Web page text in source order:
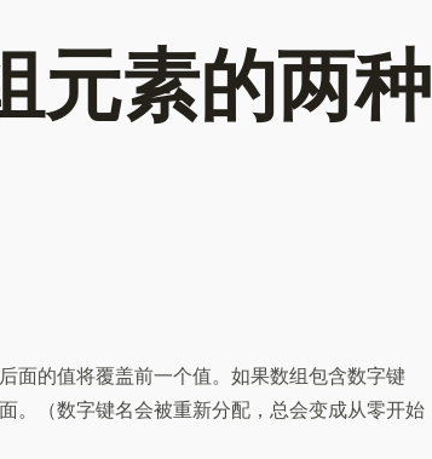
元素的两种
面的值将覆盖前一个值。如果数组包含数字键
。（数字键名会被重新分配，总会变成从零开始